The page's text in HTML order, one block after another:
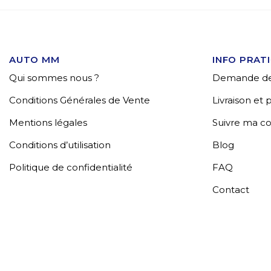
AUTO MM
Qui sommes nous ?
Conditions Générales de Vente
Mentions légales
Conditions d’utilisation
Politique de confidentialité
INFO
Demande
Livraison et
Suivre ma
Blog
FAQ
Contact